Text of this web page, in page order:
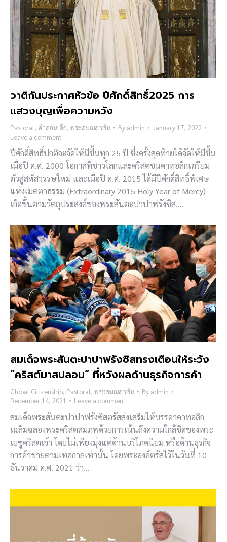
วาติกันประกาศหัวข้อ ปีศักดิ์สิทธิ์2025 การ
แสวงบุญเพื่อความหวัง
Pastoral, คำสอนเด็ก, พระสมณสาส์น By admin
January 17, 2022
Leave a comment
ปีศักดิ์สิทธิ์ปกติจะจัดให้มีขึ้นทุก 25 ปี ซึ่งครั้งสุดท้ายได้จัดให้มีขึ้น
เมื่อปี ค.ศ. 2000 โอกาสที่ชาวโลกและคริสตชนคาทอลิกเตรียม
ตัวสู่สหัสวรรษใหม่ และเมื่อปี ค.ศ. 2015 ได้มีปีศักดิ์สิทธิ์พิเศษ
แห่งเมตตาธรรม (Extraordinary 2015 Holy Year of Mercy)
เกิดขึ้นตามวัตถุประสงค์ของพระสันตะปาปาฟรังซิส….
สมเด็จพระสันตะปาปาฟรังซิสทรงเตือนให้ระวัง
“คริสต์มาสปลอม” ที่หวังผลด้านธุรกิจการค้า
Global Citizenship, Pastoral, พระสมณสาส์น By admin
December 14, 2021
Leave a comment
สมเด็จพระสันตะปาปาฟรังซิสตรัสส่งเสริมให้บรรดาคาทอลิก
เฉลิมฉลองพระคริสตสมภพด้วยการเน้นถึงความใกล้ชิดของพระ
เยซูคริสตเจ้า โดยไม่เพียงมุ่งแต่ด้านบริโภคนิยม หรือด้านธุรกิจ
การค้าขายตามเทศกาลเท่านั้น โดยพระองค์ตรัสไว้ในวันที่ 10
ธันวาคม ค.ศ. 2021 ว่า…